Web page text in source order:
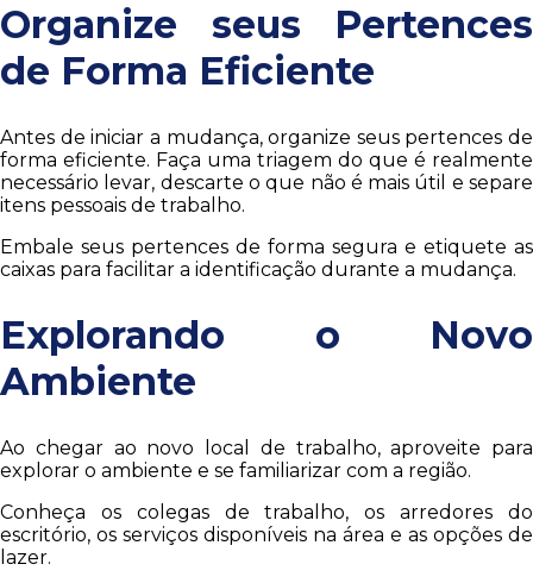
Organize seus Pertences
de Forma Eficiente
Antes de iniciar a mudança, organize seus pertences de
forma eficiente. Faça uma triagem do que é realmente
necessário levar, descarte o que não é mais útil e separe
itens pessoais de trabalho.
Embale seus pertences de forma segura e etiquete as
caixas para facilitar a identificação durante a mudança.
Explorando o Novo
Ambiente
Ao chegar ao novo local de trabalho, aproveite para
explorar o ambiente e se familiarizar com a região.
Conheça os colegas de trabalho, os arredores do
escritório, os serviços disponíveis na área e as opções de
lazer.